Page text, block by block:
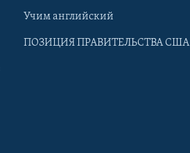
Учим английский
ПОЗИЦИЯ ПРАВИТЕЛЬСТВА США